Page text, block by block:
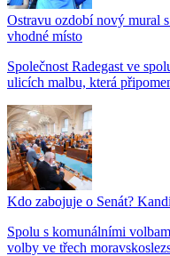
Ostravu ozdobí nový mural
vhodné místo
Společnost Radegast ve
ulicích malbu, která
Kdo zabojuje o Senát?
Spolu s komunálními
volby ve třech